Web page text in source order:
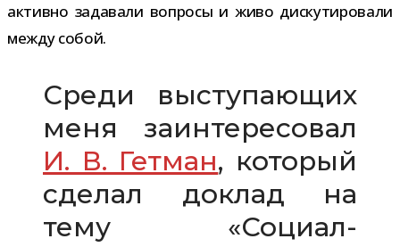
активно зада­вали вопросы и живо дис­ку­ти­ро­вали
между собой.
Среди высту­па­ю­щих
меня заин­те­ре­со­вал
И. В. Гетман, кото­рый
сде­лал доклад на
тему «Социал-​